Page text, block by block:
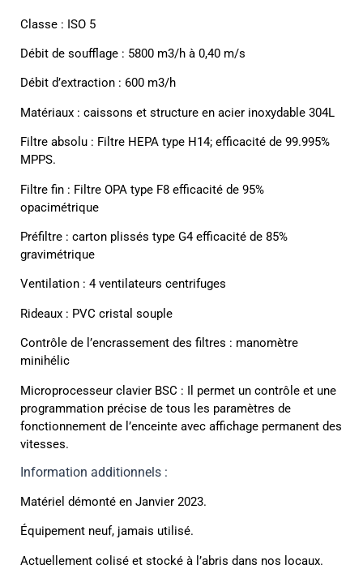
Classe : ISO 5
Débit de soufflage : 5800 m3/h à 0,40 m/s
Débit d’extraction : 600 m3/h
Matériaux : caissons et structure en acier inoxydable 304L
Filtre absolu : Filtre HEPA type H14; efficacité de 99.995%
MPPS.
Filtre fin : Filtre OPA type F8 efficacité de 95%
opacimétrique
Préfiltre : carton plissés type G4 efficacité de 85%
gravimétrique
Ventilation : 4 ventilateurs centrifuges
Rideaux : PVC cristal souple
Contrôle de l’encrassement des filtres : manomètre
minihélic
Microprocesseur clavier BSC : Il permet un contrôle et une
programmation précise de tous les paramètres de
fonctionnement de l’enceinte avec affichage permanent des
vitesses.
Information additionnels :
Matériel démonté en Janvier 2023.
Équipement neuf, jamais utilisé.
Actuellement colisé et stocké à l’abris dans nos locaux.